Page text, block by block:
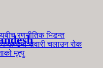
रणनीतिक भिडन्त
सवारी चलाउन रोक
मृत्यु